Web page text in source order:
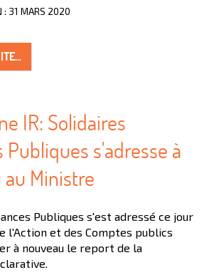
: 31 MARS 2020
IR: Solidaires
Publiques s'adresse à
Ministre
Publiques s'est adressé ce jour
l'Action et des Comptes publics
à nouveau le report de la